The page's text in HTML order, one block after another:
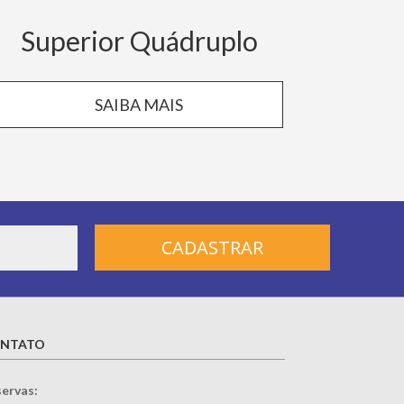
Superior Quádruplo
SAIBA MAIS